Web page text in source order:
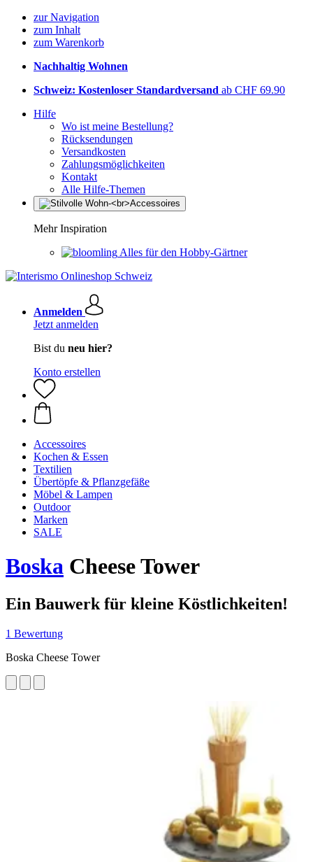
zur Navigation
zum Inhalt
zum Warenkorb
Nachhaltig Wohnen
Schweiz: Kostenloser Standardversand ab CHF 69.90
Hilfe
Wo ist meine Bestellung?
Rücksendungen
Versandkosten
Zahlungsmöglichkeiten
Kontakt
Alle Hilfe-Themen
Mehr Inspiration
Alles für den Hobby-Gärtner
Anmelden
Jetzt anmelden
Bist du neu hier?
Konto erstellen
Accessoires
Kochen & Essen
Textilien
Übertöpfe & Pflanzgefäße
Möbel & Lampen
Outdoor
Marken
SALE
Boska Cheese Tower
Ein Bauwerk für kleine Köstlichkeiten!
1 Bewertung
Boska Cheese Tower